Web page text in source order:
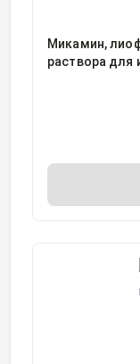
Микамин,
раствора для